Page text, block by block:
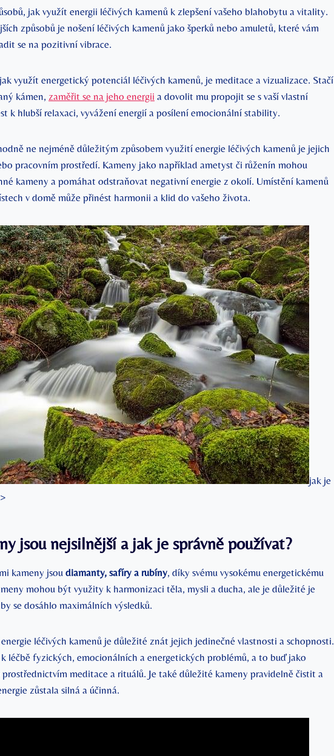
jak využít energii léčivých kamenů k zlepšení vašeho blahobytu a vitality.
způsobů je nošení léčivých kamenů jako šperků nebo amuletů, které vám
se na pozitivní vibrace.
využít energetický potenciál léčivých kamenů, je meditace a vizualizace. Stačí
kámen, zaměřit se na jeho energii a dovolit mu propojit se s vaší vlastní
k hlubší relaxaci, vyvážení energií a posílení emocionální stability.
ne nejméně důležitým způsobem využití energie léčivých kamenů je jejich
pracovním prostředí. Kameny jako například ametyst či růženín mohou
kameny a pomáhat odstraňovat negativní energie z okolí. Umístění kamenů
v domě může přinést harmonii a klid do vašeho života.
jak je
jsou nejsilnější a jak je správně používat?
kameny jsou diamanty, safíry a rubíny, díky svému vysokému energetickému
mohou být využity k harmonizaci těla, mysli a ducha, ale je důležité je
se dosáhlo maximálních výsledků.
léčivých kamenů je důležité znát jejich jedinečné vlastnosti a schopnosti.
léčbě fyzických, emocionálních a energetických problémů, a to buď jako
meditace a rituálů. Je také důležité kameny pravidelně čistit a
zůstala silná a účinná.